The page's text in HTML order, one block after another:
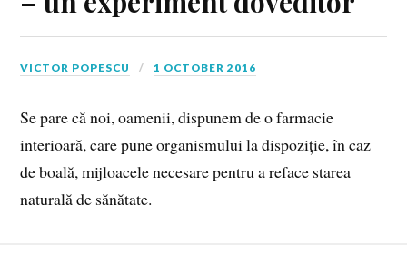
VICTOR POPESCU 1 OCTOBER 2016
Se pare că noi, oamenii, dispunem de o farmacie
interioară, care pune organismului la dispoziție, în caz
de boală, mijloacele necesare pentru a reface starea
naturală de sănătate.